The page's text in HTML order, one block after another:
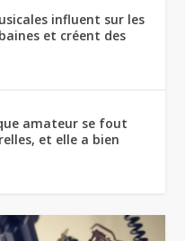
influent sur les
et créent des
amateur se fout
et elle a bien